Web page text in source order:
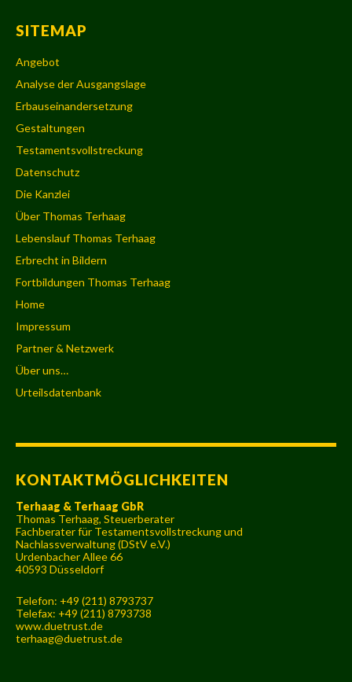
SITEMAP
Angebot
Analyse der Ausgangslage
Erbauseinandersetzung
Gestaltungen
Testamentsvollstreckung
Datenschutz
Die Kanzlei
Über Thomas Terhaag
Lebenslauf Thomas Terhaag
Erbrecht in Bildern
Fortbildungen Thomas Terhaag
Home
Impressum
Partner & Netzwerk
Über uns…
Urteilsdatenbank
KONTAKTMÖGLICHKEITEN
Terhaag & Terhaag GbR
Thomas Terhaag, Steuerberater
Fachberater für Testamentsvollstreckung und
Nachlassverwaltung (DStV e.V.)
Urdenbacher Allee 66
40593 Düsseldorf
Telefon: +49 (211) 8793737
Telefax: +49 (211) 8793738
www.duetrust.de
terhaag@duetrust.de